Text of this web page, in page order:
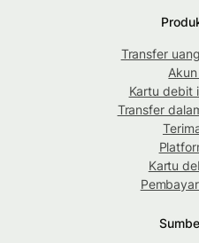
Transfer
Kartu debit
Transfer
Kartu